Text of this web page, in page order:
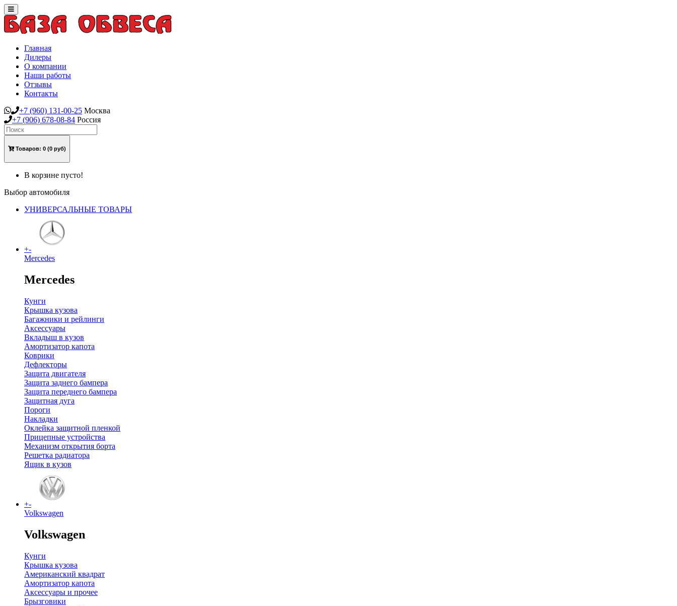
Toggle
navigation
Главная
Дилеры
О компании
Наши работы
Отзывы
Контакты
+7 (960) 131-00-25 Москва
+7 (906) 678-08-84 Россия
Товаров: 0 (0 руб)
В корзине пусто!
Выбор автомобиля
УНИВЕРСАЛЬНЫЕ ТОВАРЫ
+-
Mercedes
Mercedes
Кунги
Крышка кузова
Багажники и рейлинги
Аксессуары
Вкладыш в кузов
Амортизатор капота
Коврики
Дефлекторы
Защита двигателя
Защита заднего бампера
Защита переднего бампера
Защитная дуга
Пороги
Накладки
Оклейка защитной пленкой
Прицепные устройства
Механизм открытия борта
Решетка радиатора
Ящик в кузов
+-
Volkswagen
Volkswagen
Кунги
Крышка кузова
Американский квадрат
Амортизатор капота
Аксессуары и прочее
Брызговики